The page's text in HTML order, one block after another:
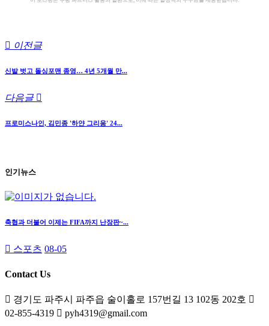
이전글
신발 벗고 돌싱포맨 종영… 4년 5개월 만...
다음글
프로미스나인, 김민종 '하얀 그리움' 24...
인기뉴스
축협과 더불어 이제는 FIFA까지 난장판~...
스포츠 08-05
Contact Us
경기도 파주시 파주읍 술이홀로 157번길 13 102동 202호
02-855-4319
pyh4319@gmail.com